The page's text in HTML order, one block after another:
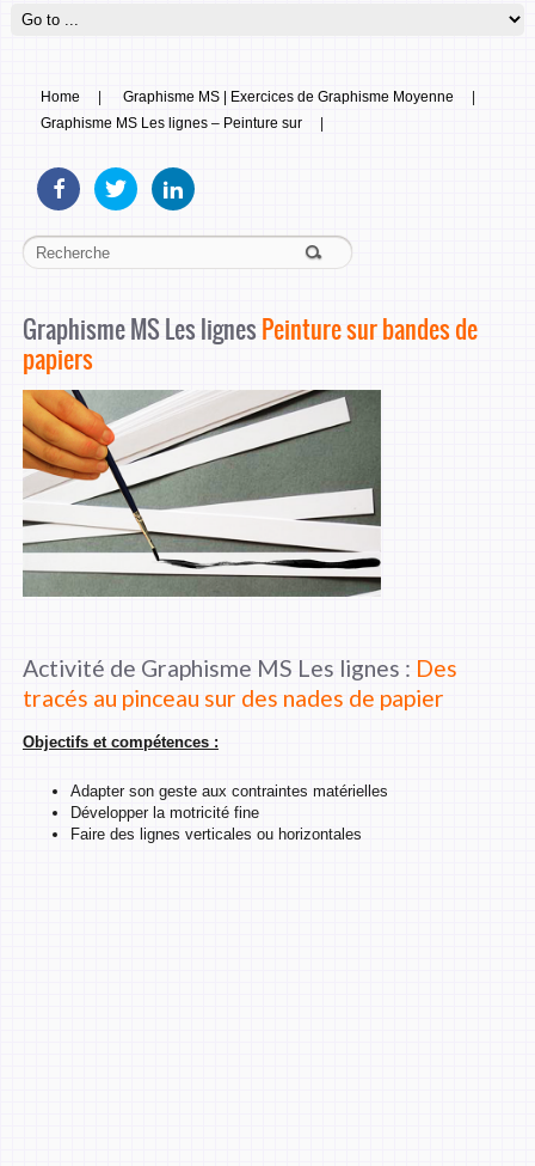
Home | Graphisme MS | Exercices de Graphisme Moyenne
|
Graphisme MS Les lignes – Peinture sur
|
Graphisme MS Les lignesPeinture sur bandes de
papiers
Activité de Graphisme MS Les lignes : Des
tracés au pinceau sur des nades de papier
Objectifs et compétences :
Adapter son geste aux contraintes matérielles
Développer la motricité fine
Faire des lignes verticales ou horizontales